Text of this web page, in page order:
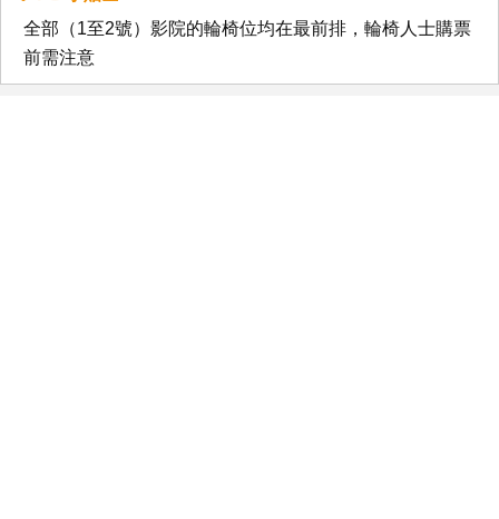
全部（1至2號）影院的輪椅位均在最前排，輪椅人士購票
前需注意